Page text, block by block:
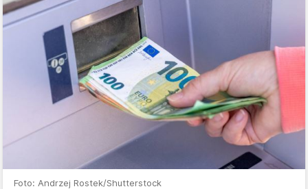
Foto: Andrzej Rostek/Shutterstock